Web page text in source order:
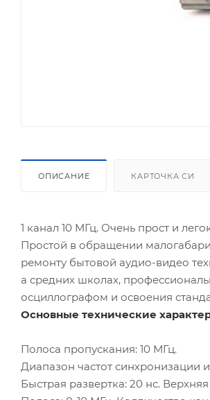
ОПИСАНИЕ КАРТОЧКА СИ
1 канал 10 МГц. Очень прост и
Простой в обращении
ремонту бытовой аудио-видео
а средних школах,
осциллографом и освоения
Основные технические
Полоса пропускания: 10 МГц.
Диапазон частот синхронизации
Быстрая развертка: 20 нс.